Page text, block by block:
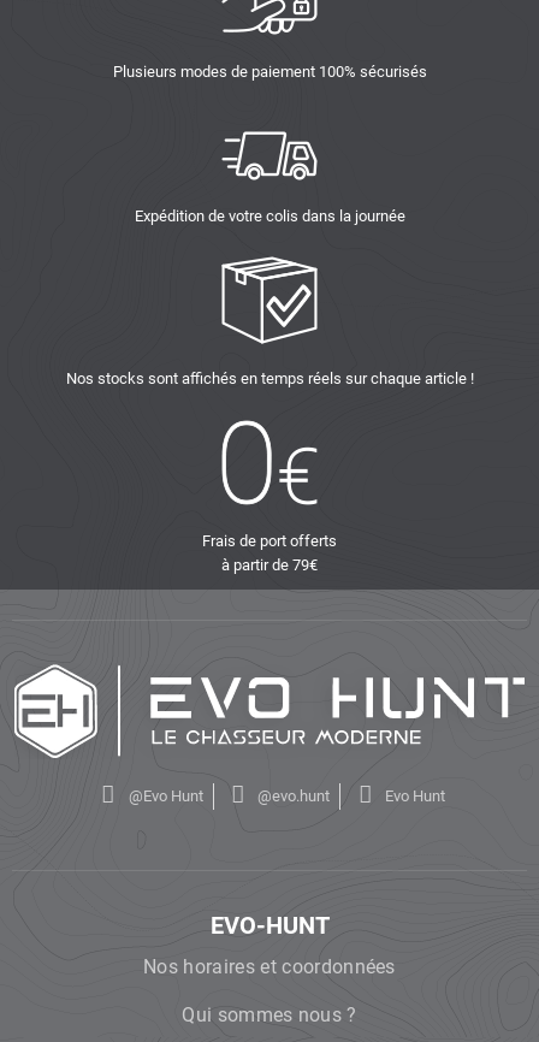
Plusieurs modes de paiement 100% sécurisés
Expédition de votre colis dans la journée
Nos stocks sont affichés en temps réels sur chaque article !
Frais de port offerts
à partir de 79€
@Evo Hunt @evo.hunt Evo Hunt
EVO-HUNT
Nos horaires et coordonnées
Qui sommes nous ?